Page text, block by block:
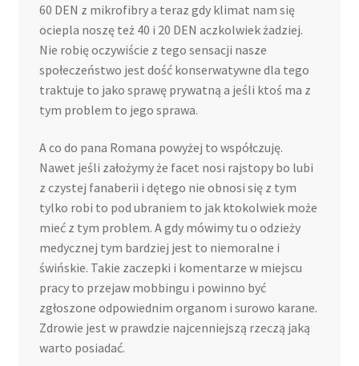
60 DEN z mikrofibry a teraz gdy klimat nam się
ociepla noszę też 40 i 20 DEN aczkolwiek żadziej.
Nie robię oczywiście z tego sensacji nasze
społeczeństwo jest dość konserwatywne dla tego
traktuje to jako sprawę prywatną a jeśli ktoś ma z
tym problem to jego sprawa.
A co do pana Romana powyżej to współczuję.
Nawet jeśli założymy że facet nosi rajstopy bo lubi
z czystej fanaberii i dętego nie obnosi się z tym
tylko robi to pod ubraniem to jak ktokolwiek może
mieć z tym problem. A gdy mówimy tu o odzieży
medycznej tym bardziej jest to niemoralne i
świńskie. Takie zaczepki i komentarze w miejscu
pracy to przejaw mobbingu i powinno być
zgłoszone odpowiednim organom i surowo karane.
Zdrowie jest w prawdzie najcenniejszą rzeczą jaką
warto posiadać.